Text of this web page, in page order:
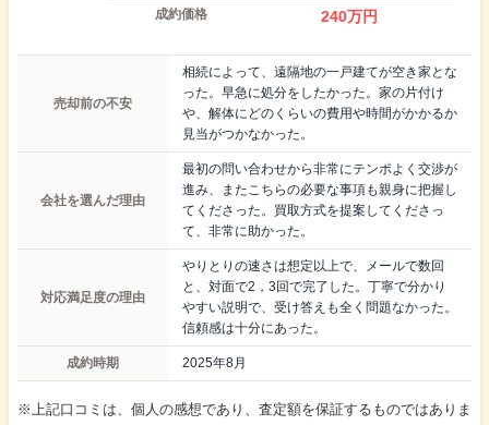
成約価格 240万円
売却前の不安
相続によって、遠隔地の一戸建てが空き家とな
った。早急に処分をしたかった。家の片付け
や、解体にどのくらいの費用や時間がかかるか
見当がつかなかった。
会社を選んだ理由
最初の問い合わせから非常にテンポよく交渉が
進み、またこちらの必要な事項も親身に把握し
てくださった。買取方式を提案してくださっ
て、非常に助かった。
対応満足度の理由
やりとりの速さは想定以上で、メールで数回
と、対面で2，3回で完了した。丁寧で分かり
やすい説明で、受け答えも全く問題なかった。
信頼感は十分にあった。
成約時期 2025年8月
※上記口コミは、個人の感想であり、査定額を保証するものではありま